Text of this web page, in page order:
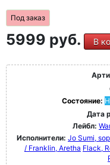
Под заказ
5999 руб. В
Состояние:
Дата
Лейбл:
Исполнители: Jo Sumi,
/ Franklin, Aretha Flack,